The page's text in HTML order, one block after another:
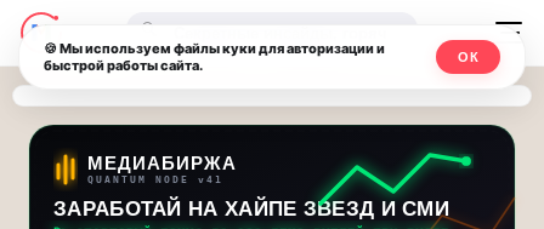
Последние
новости
и
обновления
потока:
Друзья,
Москвичи.net
—
Главный
столичный
🔍
МЕДИАБИРЖА
QUANTUM NODE v41
ЗАРАБОТАЙ НА ХАЙПЕ ЗВЕЗД И СМИ
🍪 Мы используем файлы куки для авторизации и
быстрой работы сайта.
ОК